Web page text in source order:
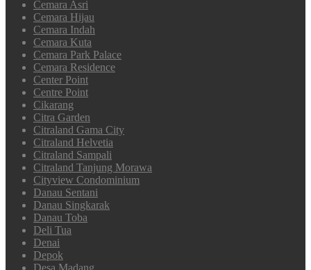
Cemara Asri
Cemara Hijau
Cemara Indah
Cemara Kuta
Cemara Park Palace
Cemara Residence
Center Point
Centre Point
Cikarang
Citra Garden
Citraland Gama City
Citraland Helvetia
Citraland Sampali
Citraland Tanjung Morawa
Cityview Condominium
Danau Sentani
Danau Singkarak
Danau Toba
Deli Tua
Denai
Depok